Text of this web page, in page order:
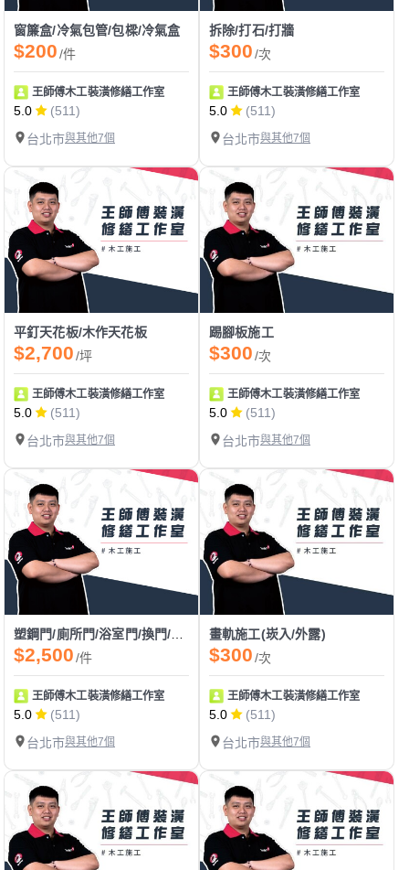
窗簾盒/冷氣包管/包樑/冷氣盒
$200/件
王師傅木工裝潢修繕工作室
5.0
(511)
台北市與其他7個
拆除/打石/打牆
$300/次
王師傅木工裝潢修繕工作室
5.0
(511)
台北市與其他7個
平釘天花板/木作天花板
$2,700/坪
王師傅木工裝潢修繕工作室
5.0
(511)
台北市與其他7個
踢腳板施工
$300/次
王師傅木工裝潢修繕工作室
5.0
(511)
台北市與其他7個
$2,500/件
王師傅木工裝潢修繕工作室
5.0
(511)
台北市與其他7個
畫軌施工(崁入/外露)
$300/次
王師傅木工裝潢修繕工作室
5.0
(511)
台北市與其他7個